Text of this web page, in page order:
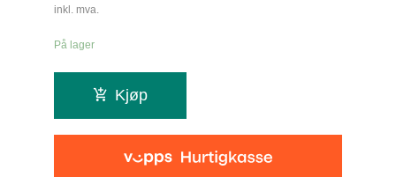
inkl. mva.
På lager
Kjøp